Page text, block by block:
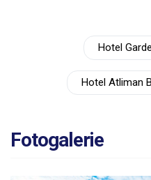
Hotel
Hotel Atliman
Fotogalerie